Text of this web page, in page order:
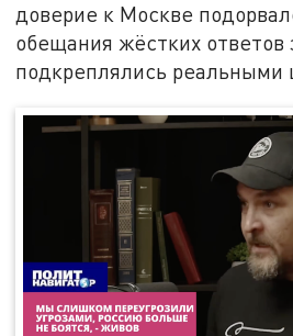
доверие к Москве
обещания жёстких ответов
подкреплялись реальными